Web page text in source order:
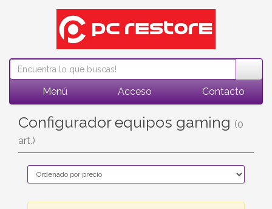
Menú Acceso Contacto
Configurador equipos gaming (0
art.)